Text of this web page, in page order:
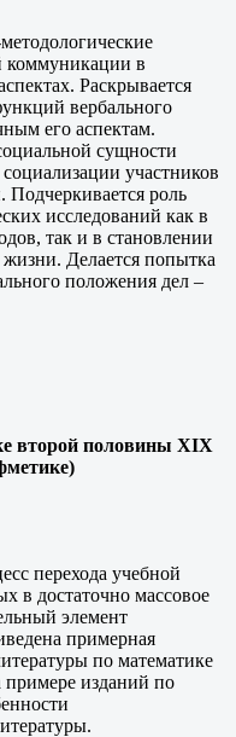
коммуникации в
Раскрывается
вербального
его аспектам.
сущности
участников
Подчеркивается роль
исследований как в
так и в становлении
Делается попытка
положения дел –
второй половины XIX
перехода учебной
в достаточно массовое
элемент
примерная
по математике
изданий по